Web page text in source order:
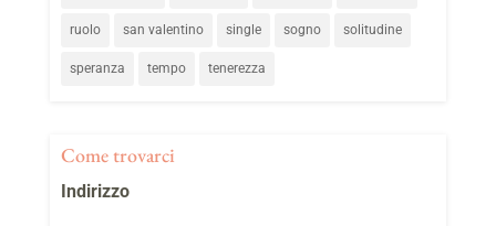
ruolo san valentino single sogno solitudine
speranza tempo tenerezza
Come trovarci
Indirizzo